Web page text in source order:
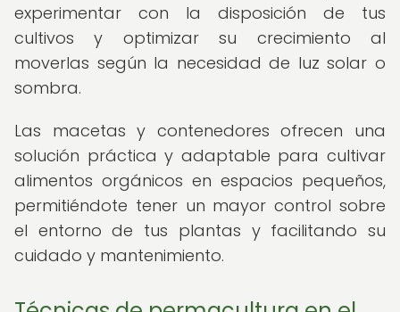
experimentar con la disposición de tus
cultivos y optimizar su crecimiento al
moverlas según la necesidad de luz solar o
sombra.
Las macetas y contenedores ofrecen una
solución práctica y adaptable para cultivar
alimentos orgánicos en espacios pequeños,
permitiéndote tener un mayor control sobre
el entorno de tus plantas y facilitando su
cuidado y mantenimiento.